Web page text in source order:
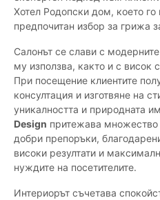
Хотел Родопски дом, което
предпочитан избор за грижа
Салонът се слави с
му използва, както и с висок
При посещение клиентите
консултация и изготвяне на
уникалността и природната
Design притежава
добри препоръки,
високи резултати и
нуждите на посетителите.
Интериорът съчетава